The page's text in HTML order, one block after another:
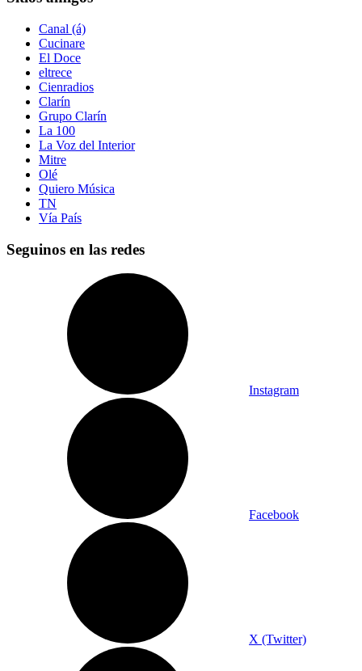
Canal (á)
Cucinare
El Doce
eltrece
Cienradios
Clarín
Grupo Clarín
La 100
La Voz del Interior
Mitre
Olé
Quiero Música
TN
Vía País
Seguinos en las redes
Instagram
Facebook
X (Twitter)